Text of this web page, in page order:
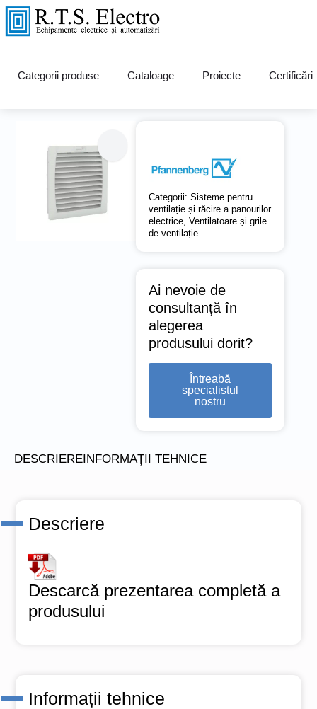
Categorii produse Cataloage Proiecte Certificări
Categorii: Sisteme pentru
ventilație și răcire a panourilor
electrice, Ventilatoare și grile
de ventilație
Ai nevoie de
consultanță în
alegerea
produsului dorit?
Întreabă
specialistul
nostru
DESCRIEREINFORMAȚII TEHNICE
Descriere
Descarcă prezentarea completă a
produsului
Informații tehnice